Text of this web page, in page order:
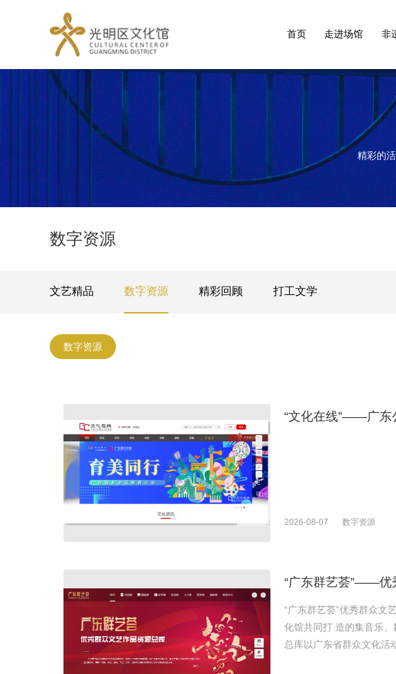
首页 走进场馆 非
精彩的
数字资源
文艺精品 数字资源 精彩回顾 打工文学
数字资源
“文化在线”——广东
2026-08-07 数字资源
“广东群艺荟”——优
“广东群艺荟”优秀群众文
化馆共同打 造的集音乐
总库以广东省群众文化活